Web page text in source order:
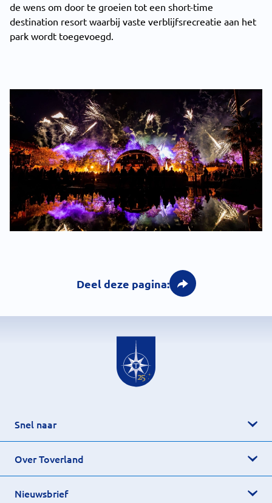
de wens om door te groeien tot een short-time
destination resort waarbij vaste verblijfsrecreatie aan het
park wordt toegevoegd.
Deel deze pagina:
Snel naar
Over Toverland
Nieuwsbrief